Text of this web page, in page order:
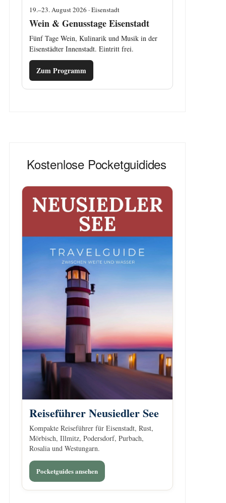
19.–23. August 2026 · Eisenstadt
Wein & Genusstage Eisenstadt
Fünf Tage Wein, Kulinarik und Musik in der
Eisenstädter Innenstadt. Eintritt frei.
Zum Programm
Kostenlose Pocketguidides
Reiseführer Neusiedler See
Kompakte Reiseführer für Eisenstadt, Rust,
Mörbisch, Illmitz, Podersdorf, Purbach,
Rosalia und Westungarn.
Pocketguides ansehen